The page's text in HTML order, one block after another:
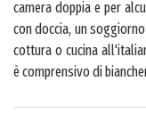
camera doppia e per
con doccia, un
cottura o cucina
è comprensivo di